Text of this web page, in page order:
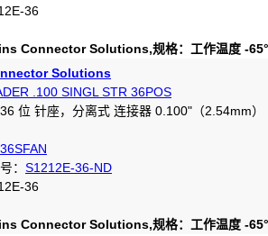
36
Connector Solutions,规格：工作温度 -
Solutions
.100 SINGL STR 36POS
位 针座，分离式 连接器 0.100"（2.54mm）
： S1212E-36-ND
36
Connector Solutions,规格：工作温度 -